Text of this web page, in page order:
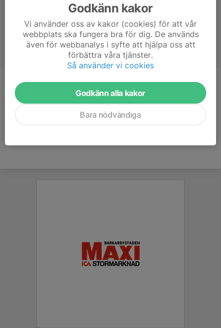
Titel
Lagledare & Assisterande tränare
Ålder
45 år
Godkänn kakor
Vi använder oss av kakor (cookies) för att vår
webbplats ska fungera bra för dig. De används
även för webbanalys i syfte att hjälpa oss att
förbättra våra tjänster.
Så använder vi cookies
Godkänn alla kakor
Bara nödvändiga